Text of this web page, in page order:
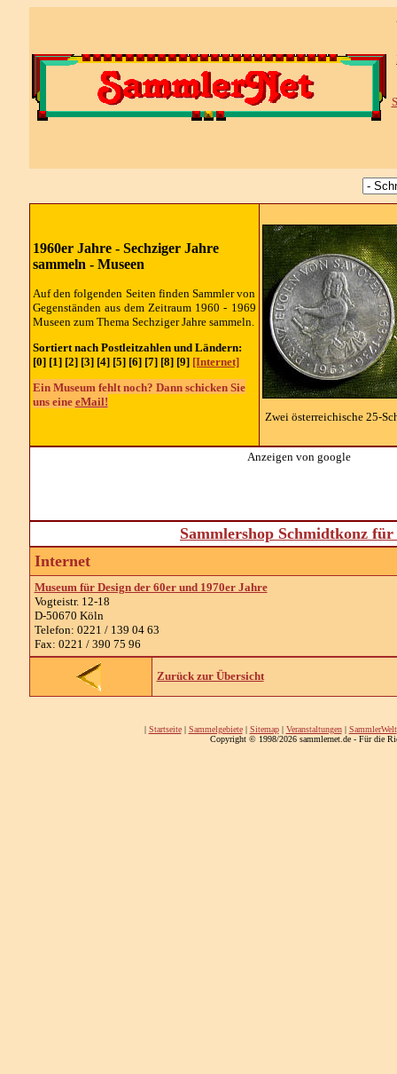
1960er Jahre - Sechziger Jahre
sammeln - Museen
Auf den folgenden Seiten finden Sammler von
Gegenständen aus dem Zeitraum 1960 - 1969
Museen zum Thema Sechziger Jahre sammeln.
Sortiert nach Postleitzahlen und Ländern:
[0] [1] [2] [3] [4] [5] [6] [7] [8] [9] [Internet]
Ein Museum fehlt noch? Dann schicken Sie
uns eine eMail!
Zwei österreichische 25-
Anzeigen von google
Sammlershop Schmidtkonz
Internet
Museum für Design der 60er und 1970er Jahre
Vogteistr. 12-18
D-50670 Köln
Telefon: 0221 / 139 04 63
Fax: 0221 / 390 75 96
Zurück zur Übersicht
| Startseite| Sammelgebiete| Sitemap| Veranstaltungen| SammlerWelt
Copyright © 1998/2026 sammlernet.de - Für die